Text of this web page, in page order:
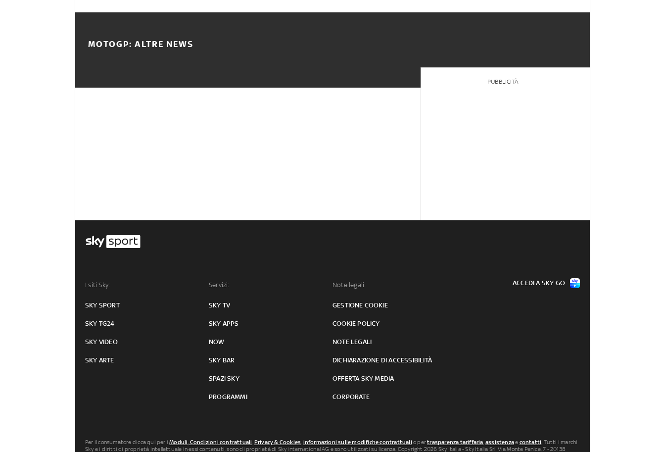
MOTOGP: ALTRE NEWS
PUBBLICITÀ
I siti Sky:
SKY SPORT
SKY TG24
SKY VIDEO
SKY ARTE
Servizi:
SKY TV
SKY APPS
NOW
SKY BAR
SPAZI SKY
PROGRAMMI
Note legali:
GESTIONE COOKIE
COOKIE POLICY
NOTE LEGALI
DICHIARAZIONE DI ACCESSIBILITÀ
OFFERTA SKY MEDIA
CORPORATE
ACCEDI A SKY GO
Per il consumatore clicca qui per iModuli, Condizioni contrattuali, Privacy & Cookies, informazioni sulle modifiche contrattuali o pertrasparenza tariffaria,assistenzae contatti. Tutti i marchi
Sky e i diritti di proprietà intellettuale in essi contenuti, sono di proprietà di Sky international AG e sono utilizzati su licenza. Copyright 2026 Sky Italia - Sky Italia Srl Via Monte Penice, 7 - 20138